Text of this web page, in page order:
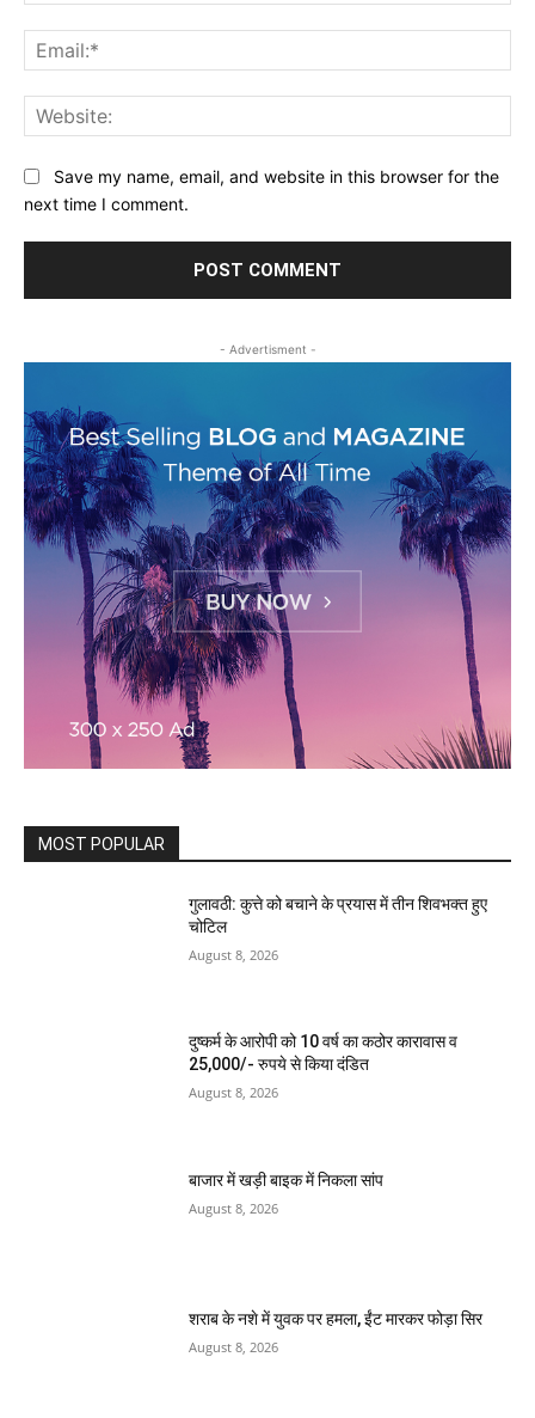
Save my name, email, and website in this browser for the
next time I comment.
- Advertisment -
MOST POPULAR
गुलावठी: कुत्ते को बचाने के प्रयास में तीन शिवभक्त हुए
चोटिल
August 8, 2026
दुष्कर्म के आरोपी को 10 वर्ष का कठोर कारावास व
25,000/- रुपये से किया दंडित
August 8, 2026
बाजार में खड़ी बाइक में निकला सांप
August 8, 2026
शराब के नशे में युवक पर हमला, ईंट मारकर फोड़ा सिर
August 8, 2026